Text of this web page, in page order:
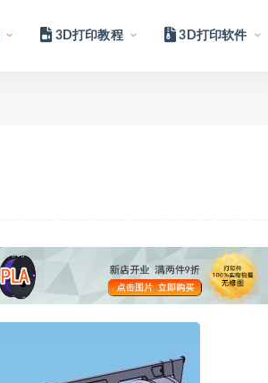
3D打印教程 3D打印软件